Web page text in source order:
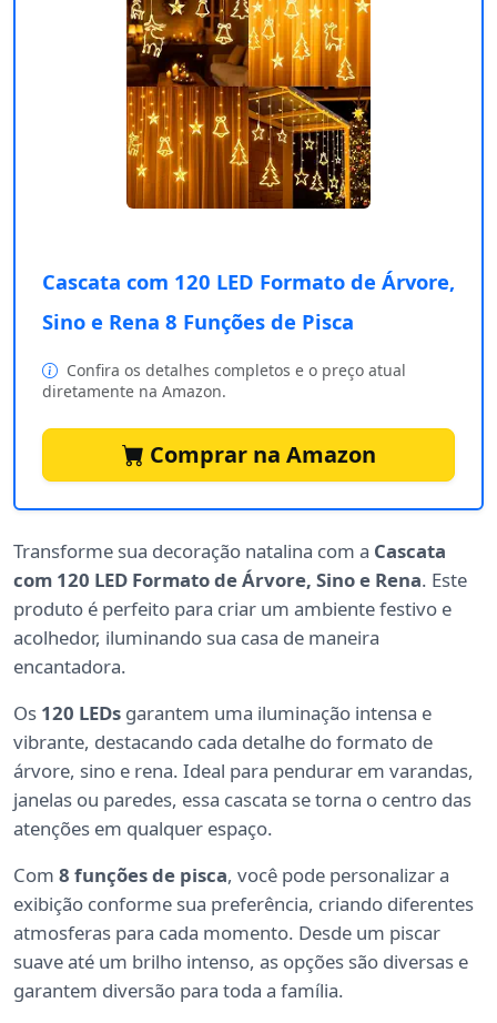
Cascata com 120 LED Formato de Árvore,
Sino e Rena 8 Funções de Pisca
Confira os detalhes completos e o preço atual
diretamente na Amazon.
Comprar na Amazon
Transforme sua decoração natalina com a Cascata
com 120 LED Formato de Árvore, Sino e Rena. Este
produto é perfeito para criar um ambiente festivo e
acolhedor, iluminando sua casa de maneira
encantadora.
Os 120 LEDs garantem uma iluminação intensa e
vibrante, destacando cada detalhe do formato de
árvore, sino e rena. Ideal para pendurar em varandas,
janelas ou paredes, essa cascata se torna o centro das
atenções em qualquer espaço.
Com 8 funções de pisca, você pode personalizar a
exibição conforme sua preferência, criando diferentes
atmosferas para cada momento. Desde um piscar
suave até um brilho intenso, as opções são diversas e
garantem diversão para toda a família.